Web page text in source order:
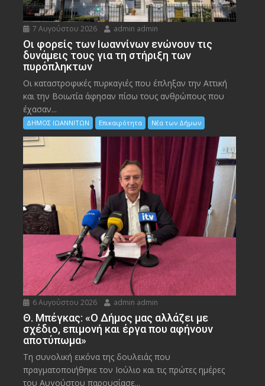
7 Αυγούστου 2026 admin admin
Οι φορείς των Ιωαννίνων ενώνουν τις
δυνάμεις τους για τη στήριξη των
πυρόπληκτων
Οι καταστροφικές πυρκαγιές που έπληξαν την Αττική
και την Bοιωτία άφησαν πίσω τους ανθρώπους που
έχασαν...
ΔΗΜΟΣ ΙΩΑΝΝΙΤΩΝ Επικαιρότητα Νέα των Δήμων
6 Αυγούστου 2026 admin admin
Θ. Μπέγκας: «Ο Δήμος μας αλλάζει με
σχέδιο, επιμονή και έργα που αφήνουν
αποτύπωμα»
Τη συνολική εικόνα της δουλειάς που
πραγματοποιήθηκε τον Ιούλιο και τις πρώτες ημέρες
του Αυγούστου παρουσίασε...